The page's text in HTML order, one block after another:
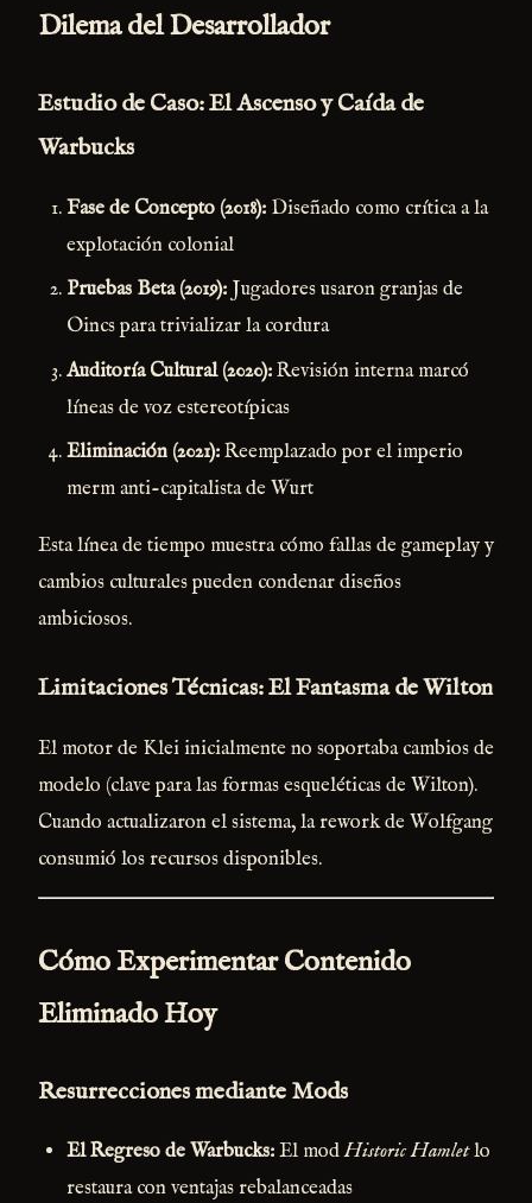
Dilema del Desarrollador
Estudio de Caso: El Ascenso y Caída de
Warbucks
Fase de Concepto (2018): Diseñado como crítica a la
explotación colonial
Pruebas Beta (2019): Jugadores usaron granjas de
Oincs para trivializar la cordura
Auditoría Cultural (2020):Revisión interna marcó
líneas de voz estereotípicas
Eliminación (2021):Reemplazado por el imperio
merm anti-capitalista de Wurt
Esta línea de tiempo muestra cómo fallas de gameplay y
cambios culturales pueden condenar diseños
ambiciosos.
Limitaciones Técnicas: El Fantasma de Wilton
El motor de Klei inicialmente no soportaba cambios de
modelo (clave para las formas esqueléticas de Wilton).
Cuando actualizaron el sistema, la rework de Wolfgang
consumió los recursos disponibles.
Cómo Experimentar Contenido
Eliminado Hoy
Resurrecciones mediante Mods
El Regreso de Warbucks:El modHistoric Hamletlo
restaura con ventajas rebalanceadas